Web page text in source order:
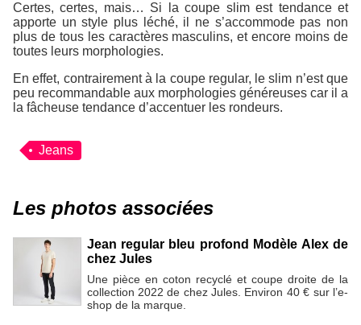
Certes, certes, mais… Si la coupe slim est tendance et
apporte un style plus léché, il ne s’accommode pas non
plus de tous les caractères masculins, et encore moins de
toutes leurs morphologies.
En effet, contrairement à la coupe regular, le slim n’est que
peu recommandable aux morphologies généreuses car il a
la fâcheuse tendance d’accentuer les rondeurs.
Jeans
Les photos associées
Jean regular bleu profond Modèle Alex de
chez Jules
Une pièce en coton recyclé et coupe droite de la
collection 2022 de chez Jules. Environ 40 € sur l’e-
shop de la marque.